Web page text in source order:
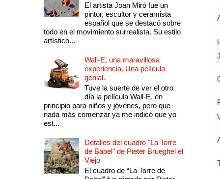
El artista Joan Miró fue un
pintor, escultor y ceramista
español que se destacó sobre
todo en el movimiento surrealista. Su estilo
artístico...
Wall-E, una maravillosa
experiencia. Una película
genial.
Tuve la suerte de ver el otro
día la película Wall-E, en
principio para niños y jóvenes, pero que
nada más comenzar ya me indicó que yo
est...
Detalles del cuadro "La Torre
de Babel" de Pieter Brueghel el
Viejo
El cuadro de “La Torre de